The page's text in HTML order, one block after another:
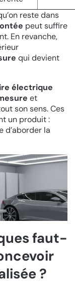
reste dans
peut suffire
En revanche,
qui devient
électrique
et
son sens. Ces
un produit :
d’aborder la
faut-
?